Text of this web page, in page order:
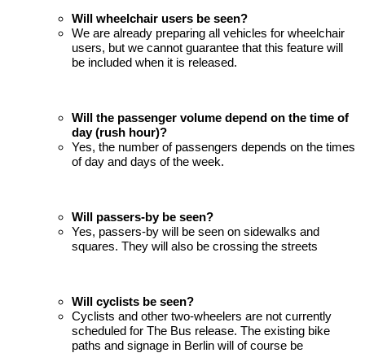
Will wheelchair users be seen?
We are already preparing all vehicles for wheelchair
users, but we cannot guarantee that this feature will
be included when it is released.
Will the passenger volume depend on the time of
day (rush hour)?
Yes, the number of passengers depends on the times
of day and days of the week.
Will passers-by be seen?
Yes, passers-by will be seen on sidewalks and
squares. They will also be crossing the streets
Will cyclists be seen?
Cyclists and other two-wheelers are not currently
scheduled for The Bus release. The existing bike
paths and signage in Berlin will of course be